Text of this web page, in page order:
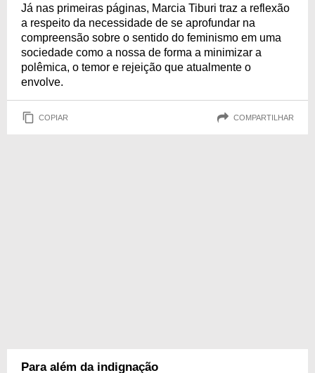
Já nas primeiras páginas, Marcia Tiburi traz a reflexão
a respeito da necessidade de se aprofundar na
compreensão sobre o sentido do feminismo em uma
sociedade como a nossa de forma a minimizar a
polêmica, o temor e rejeição que atualmente o
envolve.
COPIAR COMPARTILHAR
Para além da indignação